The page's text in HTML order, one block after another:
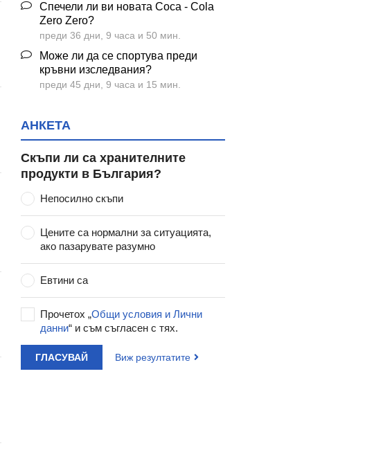
Спечели ли ви новата Coca - Cola
Zero Zero?
преди 36 дни, 9 часа и 50 мин.
Може ли да се спортува преди
кръвни изследвания?
преди 45 дни, 9 часа и 15 мин.
АНКЕТА
Скъпи ли са хранителните
продукти в България?
Непосилно скъпи
Цените са нормални за ситуацията,
ако пазарувате разумно
Евтини са
Прочетох „Общи условия и Лични
данни“ и съм съгласен с тях.
ГЛАСУВАЙ Виж резултатите